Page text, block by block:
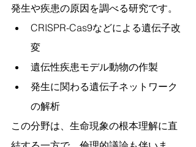
発生や疾患の原因を調べる研究です。
CRISPR-Cas9などによる遺伝子改
変
遺伝性疾患モデル動物の作製
発生に関わる遺伝子ネットワーク
の解析
この分野は、生命現象の根本理解に直